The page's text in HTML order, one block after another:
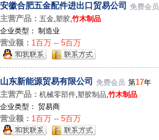
安徽合肥五金配件进出口贸易公司 免费会员
主营产品： 五金,塑胶,竹木制品
企业类型： 制造业
营业额： 1百万 -- 5百万
山东新能源贸易有限公司 免费会员 第17年
主营产品： 机械零部件,塑胶制品,竹木制品
企业类型： 贸易商
营业额： 1百万 -- 5百万